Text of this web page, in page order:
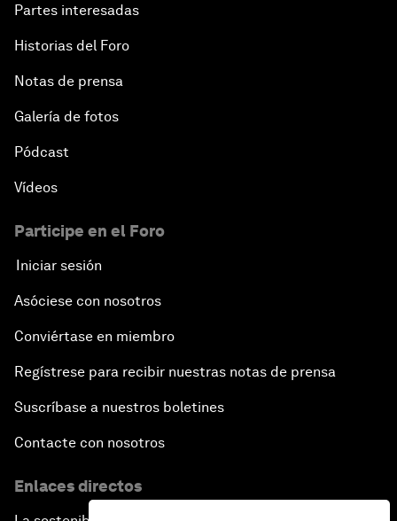
Partes interesadas
Historias del Foro
Notas de prensa
Galería de fotos
Pódcast
Vídeos
Participe en el Foro
Iniciar sesión
Asóciese con nosotros
Conviértase en miembro
Regístrese para recibir nuestras notas de prensa
Suscríbase a nuestros boletines
Contacte con nosotros
Enlaces directos